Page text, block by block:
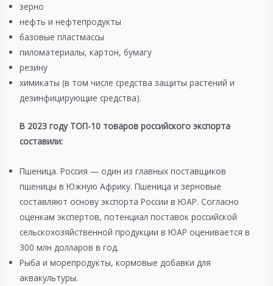
зерно
нефть и нефтепродукты
базовые пластмассы
пиломатериалы, картон, бумагу
резину
химикаты (в том числе средства защиты растений и
дезинфицирующие средства).
В 2023 году ТОП-10 товаров российского экспорта
составили:
Пшеница. Россия — один из главных поставщиков
пшеницы в Южную Африку. Пшеница и зерновые
составляют основу экспорта России в ЮАР. Согласно
оценкам экспертов, потенциал поставок российской
сельскохозяйственной продукции в ЮАР оценивается в
300 млн долларов в год.
Рыба и морепродукты, кормовые добавки для
аквакультуры.